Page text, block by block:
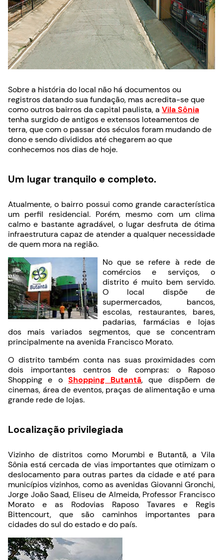
Sobre a história do local não há documentos ou
registros datando sua fundação, mas acredita-se que
como outros bairros da capital paulista, a Vila Sônia
tenha surgido de antigos e extensos loteamentos de
terra, que com o passar dos séculos foram mudando de
dono e sendo divididos até chegarem ao que
conhecemos nos dias de hoje.
Um lugar tranquilo e completo.
Atualmente, o bairro possui como grande característica
um perfil residencial. Porém, mesmo com um clima
calmo e bastante agradável, o lugar desfruta de ótima
infraestrutura capaz de atender a qualquer necessidade
de quem mora na região.
No que se refere à rede de
comércios e serviços, o
distrito é muito bem servido.
O local dispõe de
supermercados, bancos,
escolas, restaurantes, bares,
padarias, farmácias e lojas
dos mais variados segmentos, que se concentram
principalmente na avenida Francisco Morato.
O distrito também conta nas suas proximidades com
dois importantes centros de compras: o Raposo
Shopping e oShopping Butantã, que dispõem de
cinemas, área de eventos, praças de alimentação e uma
grande rede de lojas.
Localização privilegiada
Vizinho de distritos como Morumbi e Butantã, a Vila
Sônia está cercada de vias importantes que otimizam o
deslocamento para outras partes da cidade e até para
municípios vizinhos, como as avenidas Giovanni Gronchi,
Jorge João Saad, Eliseu de Almeida, Professor Francisco
Morato e as Rodovias Raposo Tavares e Regis
Bittencourt, que são caminhos importantes para
cidades do sul do estado e do país.